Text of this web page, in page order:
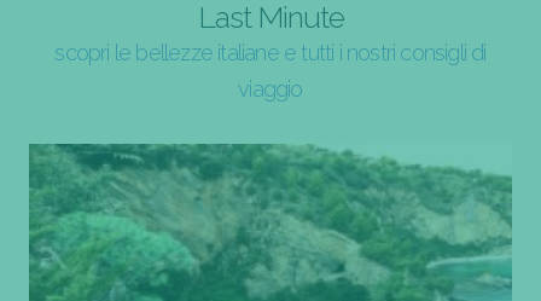
Last Minute
scopri le bellezze italiane e tutti i nostri consigli di
viaggio